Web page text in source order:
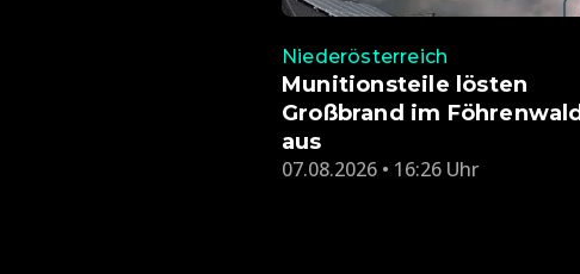
Niederösterreich
Munitionsteile lösten
Großbrand im Föhrenwald
aus
07.08.2026 • 16:26 Uhr